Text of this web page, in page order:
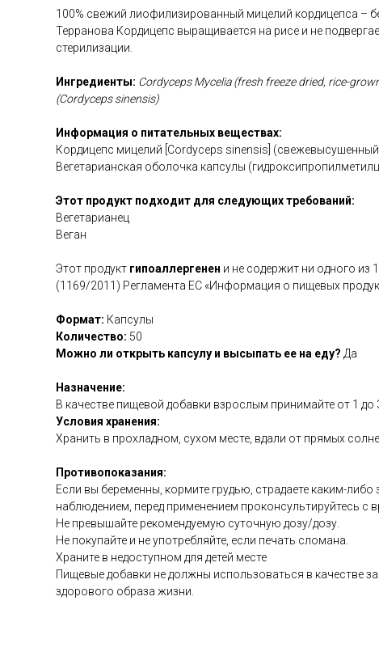
100% свежий лиофилизированный мицелий кордицепса –
Терранова Кордицепс выращивается на рисе и не
стерилизации.
Ингредиенты: Cordyceps Mycelia (fresh freeze dried, rice-
(Cordyceps sinensis)
Информация о питательных веществах:
Кордицепс мицелий [Cordyceps sinensis]
Вегетарианская оболочка капсулы
Этот продукт подходит для следующих требований:
Вегетарианец
Веган
Этот продукт гипоаллергенен и не содержит ни одного из
(1169/2011) Регламента ЕС «Информация о пищевых
Формат: Капсулы
Количество: 50
Можно ли открыть капсулу и высыпать ее на еду? Да
Назначение:
В качестве пищевой добавки взрослым принимайте от 1 до
Условия хранения:
Хранить в прохладном, сухом месте, вдали от прямых
Противопоказания:
Если вы беременны, кормите грудью, страдаете каким-
наблюдением, перед применением проконсультируйтесь с
Не превышайте рекомендуемую суточную дозу/дозу.
Не покупайте и не употребляйте, если печать сломана.
Храните в недоступном для детей месте
Пищевые добавки не должны использоваться в качестве
здорового образа жизни.